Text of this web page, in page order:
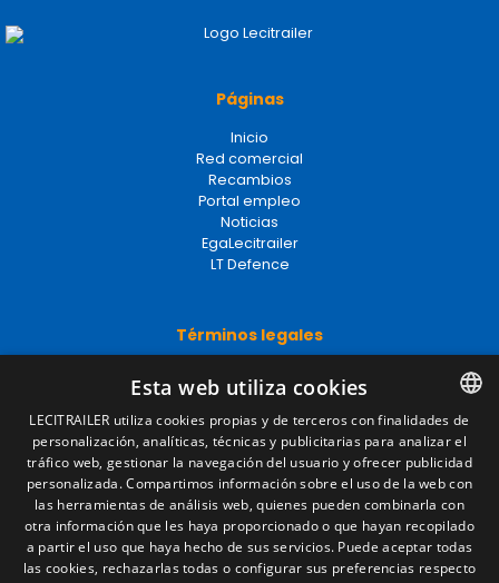
Páginas
Inicio
Red comercial
Recambios
Portal empleo
Noticias
EgaLecitrailer
LT Defence
Términos legales
Política de privacidad
Política de cookies
Condiciones generales de venta
Gestionar cookies
Contacto
Camino de los Huertos, S/N. Apdo 100
SPANISH
ENGLISH
FRENCH
ITALIAN
Esta web utiliza cookies
LECITRAILER utiliza cookies propias y de terceros con finalidades de
personalización, analíticas, técnicas y publicitarias para analizar el
tráfico web, gestionar la navegación del usuario y ofrecer publicidad
personalizada. Compartimos información sobre el uso de la web con
las herramientas de análisis web, quienes pueden combinarla con
otra información que les haya proporcionado o que hayan recopilado
a partir el uso que haya hecho de sus servicios. Puede aceptar todas
las cookies, rechazarlas todas o configurar sus preferencias respecto